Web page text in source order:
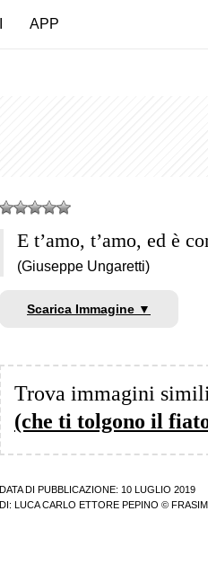
APP
E t’amo, t’amo, ed è
(Giuseppe Ungaretti)
Scarica Immagine ▼
Trova immagini
(che ti tolgono il
DATA DI PUBBLICAZIONE: 10 LUGLIO 2019
DI:
LUCA CARLO ETTORE PEPINO ©